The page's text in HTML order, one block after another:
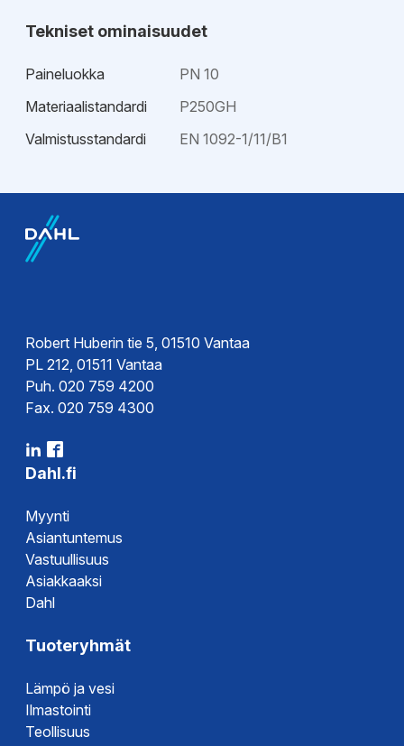
Tekniset ominaisuudet
Paineluokka
PN 10
Materiaalistandardi
P250GH
Valmistusstandardi
EN 1092-1/11/B1
EPD-
ympäristöseloste
Tekninen esite
Robert Huberin tie 5, 01510 Vantaa
PL 212, 01511 Vantaa
Puh. 020 759 4200
Fax. 020 759 4300
Dahl.fi
Myynti
Asiantuntemus
Vastuullisuus
Asiakkaaksi
Dahl
Tuoteryhmät
Lämpö ja vesi
Ilmastointi
Teollisuus